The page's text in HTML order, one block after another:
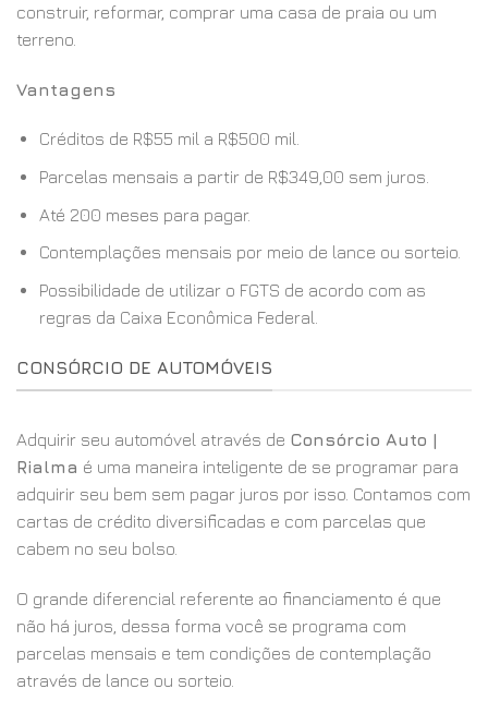
construir, reformar, comprar uma casa de praia ou um
terreno.
Vantagens
Créditos de R$55 mil a R$500 mil.
Parcelas mensais a partir de R$349,00 sem juros.
Até 200 meses para pagar.
Contemplações mensais por meio de lance ou sorteio.
Possibilidade de utilizar o FGTS de acordo com as
regras da Caixa Econômica Federal.
CONSÓRCIO DE AUTOMÓVEIS
Adquirir seu automóvel através de Consórcio Auto |
Rialma é uma maneira inteligente de se programar para
adquirir seu bem sem pagar juros por isso. Contamos com
cartas de crédito diversificadas e com parcelas que
cabem no seu bolso.
O grande diferencial referente ao financiamento é que
não há juros, dessa forma você se programa com
parcelas mensais e tem condições de contemplação
através de lance ou sorteio.